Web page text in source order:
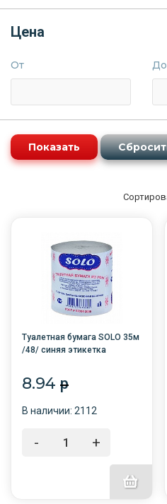
Цена
От До
Туалетная бумага SOLO 35м
/48/ синяя этикетка
8.94 p
В наличии: 2112
- +